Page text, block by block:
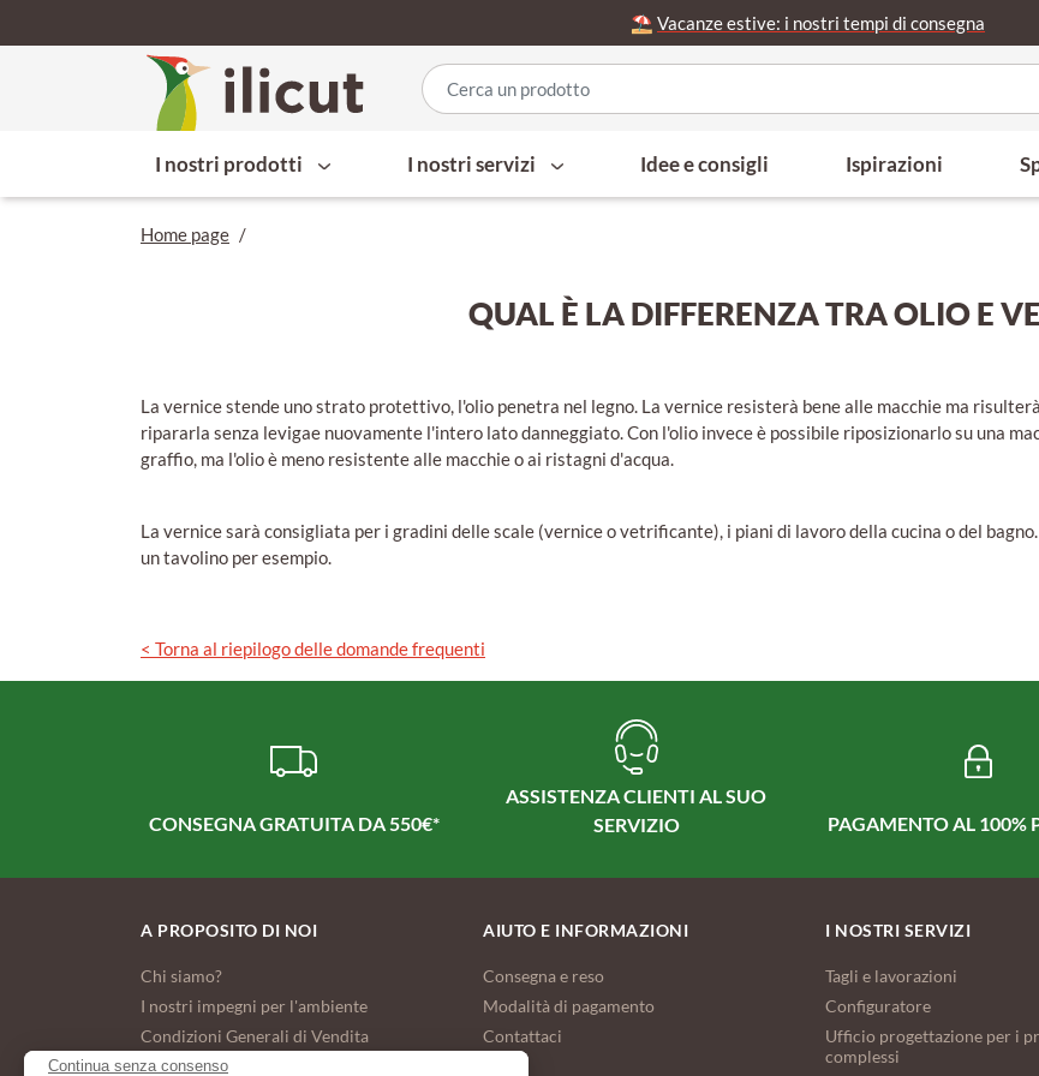
Continua senza consenso
⛱️ Vacanze estive: i nostri tempi di consegna
I nostri prodotti I nostri servizi Idee e consigli Ispirazioni
Home page /
QUAL È LA DIFFERENZA TRA OLIO E
La vernice stende uno strato protettivo, l'olio penetra nel legno. La vernice resisterà bene alle macchie ma
ripararla senza levigae nuovamente l'intero lato danneggiato. Con l'olio invece è possibile riposizionarlo su una
graffio, ma l'olio è meno resistente alle macchie o ai ristagni d'acqua.
La vernice sarà consigliata per i gradini delle scale (vernice o vetrificante), i piani di lavoro della cucina o del
un tavolino per esempio.
< Torna al riepilogo delle domande frequenti
CONSEGNA GRATUITA DA 550€*
ASSISTENZA CLIENTI AL SUO
SERVIZIO
PAGAMENTO AL 100%
A PROPOSITO DI NOI
Chi siamo?
I nostri impegni per l'ambiente
Condizioni Generali di Vendita
AIUTO E INFORMAZIONI
Consegna e reso
Modalità di pagamento
Contattaci
I NOSTRI SERVIZI
Tagli e lavorazioni
Configuratore
Ufficio progettazione per i
complessi